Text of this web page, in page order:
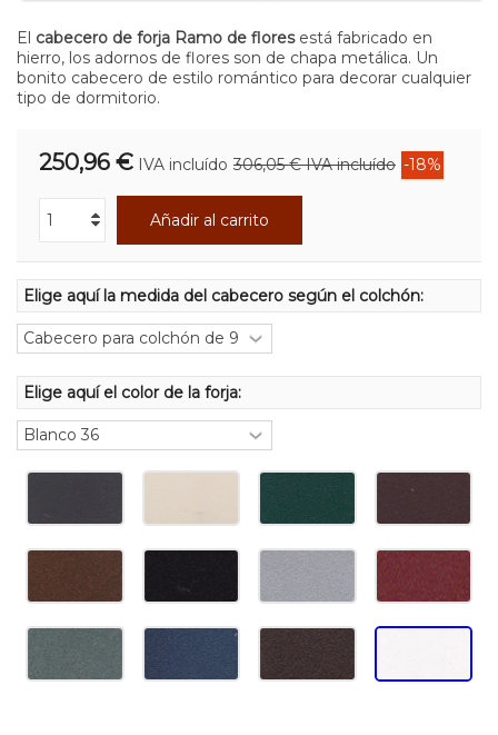
El cabecero de forja Ramo de floresestá fabricado en
hierro, los adornos de flores son de chapa metálica. Un
bonito cabecero de estilo romántico para decorar cualquier
tipo de dormitorio.
250,96 € IVA incluído 306,05 €IVA incluído -18%
Añadir al carrito
Elige aquí la medida del cabecero según el colchón:
Elige aquí el color de la forja: